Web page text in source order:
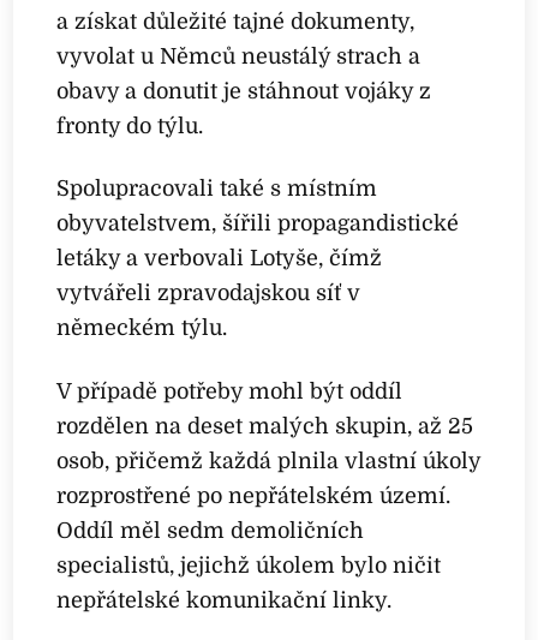
a získat důležité tajné dokumenty,
vyvolat u Němců neustálý strach a
obavy a donutit je stáhnout vojáky z
fronty do týlu.
Spolupracovali také s místním
obyvatelstvem, šířili propagandistické
letáky a verbovali Lotyše, čímž
vytvářeli zpravodajskou síť v
německém týlu.
V případě potřeby mohl být oddíl
rozdělen na deset malých skupin, až 25
osob, přičemž každá plnila vlastní úkoly
rozprostřené po nepřátelském území.
Oddíl měl sedm demoličních
specialistů, jejichž úkolem bylo ničit
nepřátelské komunikační linky.